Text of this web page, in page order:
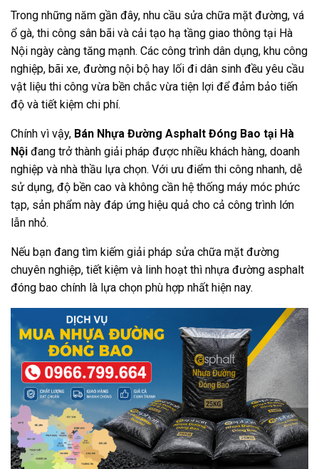
Trong những năm gần đây, nhu cầu sửa chữa mặt đường, vá
ổ gà, thi công sân bãi và cải tạo hạ tầng giao thông tại Hà
Nội ngày càng tăng mạnh. Các công trình dân dụng, khu công
nghiệp, bãi xe, đường nội bộ hay lối đi dân sinh đều yêu cầu
vật liệu thi công vừa bền chắc vừa tiện lợi để đảm bảo tiến
độ và tiết kiệm chi phí.
Chính vì vậy, Bán Nhựa Đường Asphalt Đóng Bao tại Hà
Nội đang trở thành giải pháp được nhiều khách hàng, doanh
nghiệp và nhà thầu lựa chọn. Với ưu điểm thi công nhanh, dễ
sử dụng, độ bền cao và không cần hệ thống máy móc phức
tạp, sản phẩm này đáp ứng hiệu quả cho cả công trình lớn
lẫn nhỏ.
Nếu bạn đang tìm kiếm giải pháp sửa chữa mặt đường
chuyên nghiệp, tiết kiệm và linh hoạt thì nhựa đường asphalt
đóng bao chính là lựa chọn phù hợp nhất hiện nay.